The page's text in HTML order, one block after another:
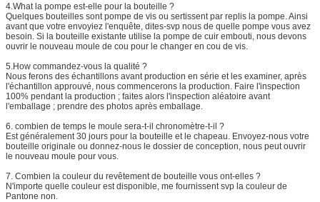
4.What la pompe est-elle pour la bouteille ?
Quelques bouteilles sont pompe de vis ou sertissent par replis la pompe. Ainsi
avant que votre envoyiez l'enquête, dites-svp nous de quelle pompe vous avez
besoin. Si la bouteille existante utilise la pompe de cuir embouti, nous devons
ouvrir le nouveau moule de cou pour le changer en cou de vis.
5.How commandez-vous la qualité ?
Nous ferons des échantillons avant production en série et les examiner, après
l'échantillon approuvé, nous commencerons la production. Faire l'inspection
100% pendant la production ; faites alors l'inspection aléatoire avant
l'emballage ; prendre des photos après emballage.
6. combien de temps le moule sera-t-il chronomètre-t-il ?
Est généralement 30 jours pour la bouteille et le chapeau. Envoyez-nous votre
bouteille originale ou donnez-nous le dossier de conception, nous peut ouvrir
le nouveau moule pour vous.
7. Combien la couleur du revêtement de bouteille vous ont-elles ?
N'importe quelle couleur est disponible, me fournissent svp la couleur de
Pantone non.